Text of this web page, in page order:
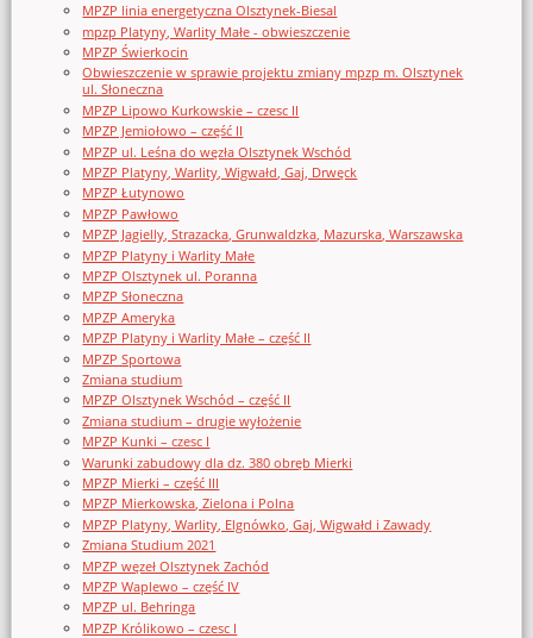
MPZP linia energetyczna Olsztynek-Biesal
mpzp Platyny, Warlity Małe - obwieszczenie
MPZP Świerkocin
Obwieszczenie w sprawie projektu zmiany mpzp m. Olsztynek
ul. Słoneczna
MPZP Lipowo Kurkowskie – czesc II
MPZP Jemiołowo – część II
MPZP ul. Leśna do węzła Olsztynek Wschód
MPZP Platyny, Warlity, Wigwałd, Gaj, Drwęck
MPZP Łutynowo
MPZP Pawłowo
MPZP Jagielly, Strazacka, Grunwaldzka, Mazurska, Warszawska
MPZP Platyny i Warlity Małe
MPZP Olsztynek ul. Poranna
MPZP Słoneczna
MPZP Ameryka
MPZP Platyny i Warlity Małe – część II
MPZP Sportowa
Zmiana studium
MPZP Olsztynek Wschód – część II
Zmiana studium – drugie wyłożenie
MPZP Kunki – czesc I
Warunki zabudowy dla dz. 380 obręb Mierki
MPZP Mierki – część III
MPZP Mierkowska, Zielona i Polna
MPZP Platyny, Warlity, Elgnówko, Gaj, Wigwałd i Zawady
Zmiana Studium 2021
MPZP węzeł Olsztynek Zachód
MPZP Waplewo – część IV
MPZP ul. Behringa
MPZP Królikowo – czesc I